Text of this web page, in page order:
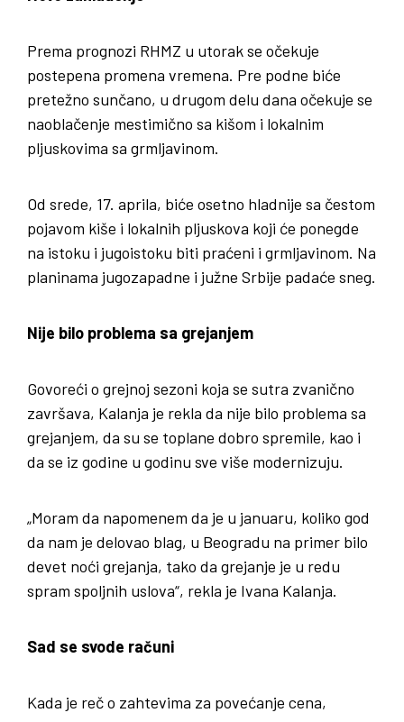
Prema prognozi RHMZ u utorak se očekuje
postepena promena vremena. Pre podne biće
pretežno sunčano, u drugom delu dana očekuje se
naoblačenje mestimično sa kišom i lokalnim
pljuskovima sa grmljavinom.
Od srede, 17. aprila, biće osetno hladnije sa čestom
pojavom kiše i lokalnih pljuskova koji će ponegde
na istoku i jugoistoku biti praćeni i grmljavinom. Na
planinama jugozapadne i južne Srbije padaće sneg.
Nije bilo problema sa grejanjem
Govoreći o grejnoj sezoni koja se sutra zvanično
završava, Kalanja je rekla da nije bilo problema sa
grejanjem, da su se toplane dobro spremile, kao i
da se iz godine u godinu sve više modernizuju.
„Moram da napomenem da je u januaru, koliko god
da nam je delovao blag, u Beogradu na primer bilo
devet noći grejanja, tako da grejanje je u redu
spram spoljnih uslova“, rekla je Ivana Kalanja.
Sad se svode računi
Kada je reč o zahtevima za povećanje cena,